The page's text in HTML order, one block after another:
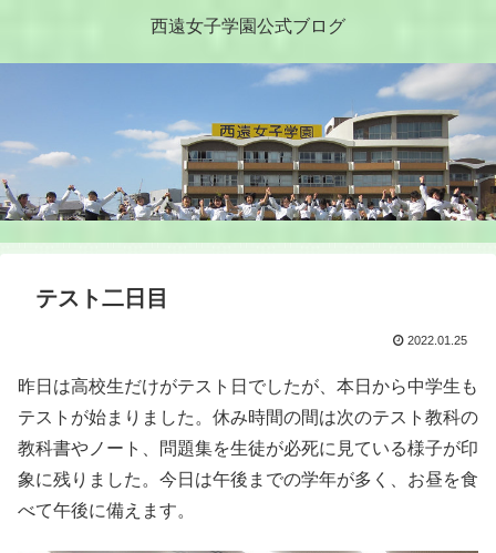
西遠女子学園公式ブログ
テスト二日目
2022.01.25
昨日は高校生だけがテスト日でしたが、本日から中学生も
テストが始まりました。休み時間の間は次のテスト教科の
教科書やノート、問題集を生徒が必死に見ている様子が印
象に残りました。今日は午後までの学年が多く、お昼を食
べて午後に備えます。